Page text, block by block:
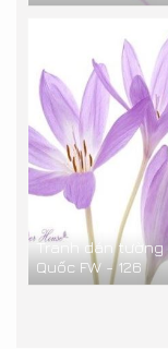
Tranh dán tường
Quốc FW - 126